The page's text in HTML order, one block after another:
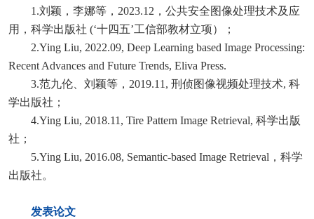
1.刘颖，李娜等，2023.12，公共安全图像处理技术及应
用，科学出版社 (‘十四五’工信部教材立项）；
2.Ying Liu, 2022.09, Deep Learning based Image Processing:
Recent Advances and Future Trends, Eliva Press.
3.范九伦、刘颖等，2019.11, 刑侦图像视频处理技术, 科
学出版社；
4.Ying Liu, 2018.11, Tire Pattern Image Retrieval, 科学出版
社；
5.Ying Liu, 2016.08, Semantic-based Image Retrieval，科学
出版社。
发表论文